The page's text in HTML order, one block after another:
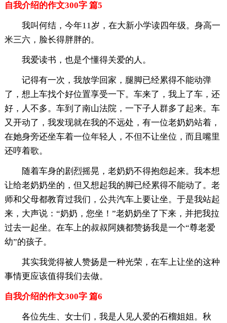
自我介绍的作文300字 篇5
我叫何结，今年11岁，在大新小学读四年级。身高一
米三六，脸长得胖胖的。
我爱读书，也是个懂得关爱的人。
记得有一次，我放学回家，腿脚已经累得不能动弹
了，想上车找个好位置享受一下。车来了，我上了车，还
好，人不多。车到了南山法院，一下子人群多了起来。车
又开动了，我发现就在我的不远处，有一位老奶奶站着，
在她身旁还坐车着一位年轻人，不但不让坐位，而且嘴里
还哼着歌。
随着车身的剧烈摇晃，老奶奶不得抱怨起来。我本想
让给老奶奶坐的，但又想起我的脚已经累得不能动了。老
师和父母都教育过我们，公共汽车上要让坐。于是我站起
来，大声说：“奶奶，您坐！”老奶奶坐了下来，并把我拉
过去一起坐。在车上的叔叔阿姨都赞扬我是一个“尊老爱
幼”的孩子。
其实我觉得被人赞扬是一种光荣，在车上让坐的这种
事情更应该值得我们去做。
自我介绍的作文300字 篇6
各位先生、女士们，我是人见人爱的石榴姐姐。秋